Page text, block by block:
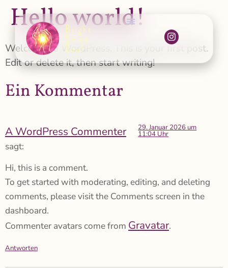
Hello world!
Welcome to WordPress. This is your first post.
Edit or delete it, then start writing!
Ein Kommentar
A WordPress Commenter
sagt:
29. Januar 2026 um
11:04 Uhr
Hi, this is a comment.
To get started with moderating, editing, and deleting
comments, please visit the Comments screen in the
dashboard.
Commenter avatars come from Gravatar.
Antworten